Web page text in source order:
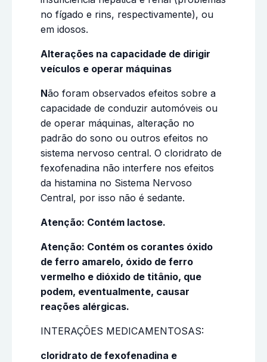
no fígado e rins, respectivamente), ou
em idosos.
Alterações na capacidade de dirigir
veículos e operar máquinas
Não foram observados efeitos sobre a
capacidade de conduzir automóveis ou
de operar máquinas, alteração no
padrão do sono ou outros efeitos no
sistema nervoso central. O cloridrato de
fexofenadina não interfere nos efeitos
da histamina no Sistema Nervoso
Central, por isso não é sedante.
Atenção: Contém lactose.
Atenção: Contém os corantes óxido
de ferro amarelo, óxido de ferro
vermelho e dióxido de titânio, que
podem, eventualmente, causar
reações alérgicas.
INTERAÇÕES MEDICAMENTOSAS:
cloridrato de fexofenadina e